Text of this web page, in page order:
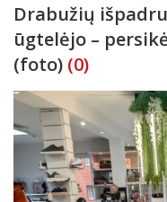
Drabužių
ūgtelėjo –
(foto) (0)